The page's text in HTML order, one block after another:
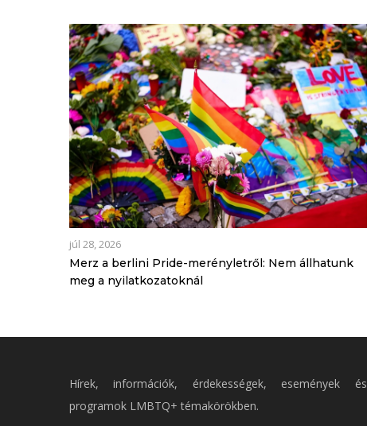
júl 28, 2026
Merz a berlini Pride-merényletről: Nem állhatunk
meg a nyilatkozatoknál
Hírek, információk, érdekességek, események és
programok LMBTQ+ témakörökben.